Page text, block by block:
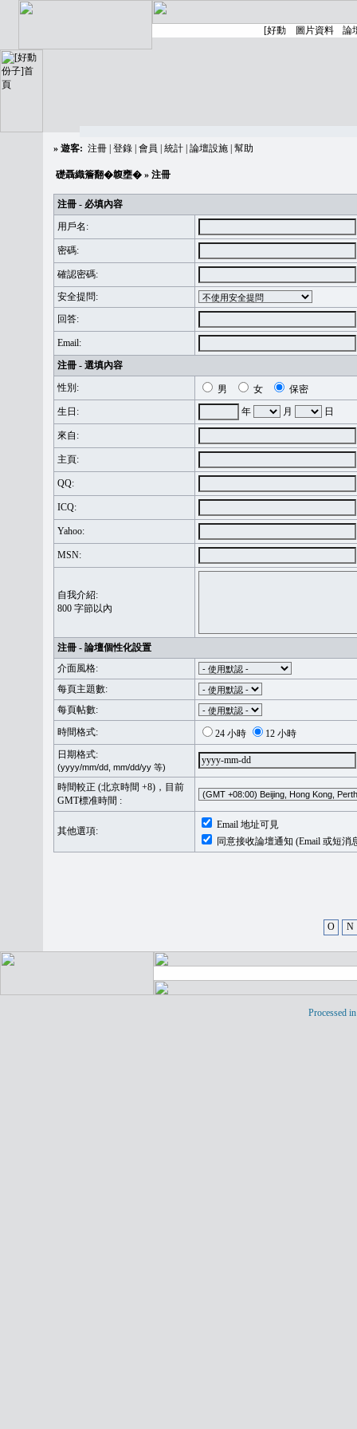
» 遊客: 注冊 登錄 會員 統計 論壇設施 幫助
礎聶織簷翻�䪖壅� » 注冊
注冊 - 必填內容
用戶名:
密碼:
確認密碼:
安全提問:
回答:
Email:
注冊 - 選填內容
性別:
男 女
保密
生日:
年 月 日
來自:
主頁:
QQ:
ICQ:
Yahoo:
MSN:
自我介紹:
800 字節以內
注冊 - 論壇個性化設置
介面風格:
每頁主題數:
每頁帖數:
時間格式:
24 小時
12 小時
日期格式:
(yyyy/mm/dd, mm/dd/yy 等)
時間較正 (北京時間 +8)，目前
GMT標准時間 :
其他選項:
Email 地址可見
同意接收論壇通知 (Email 或短消
O N
Processed